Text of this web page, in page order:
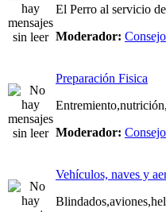
El Perro al servicio
Moderador:
Preparación Fisica
Moderador:
Vehículos, naves y